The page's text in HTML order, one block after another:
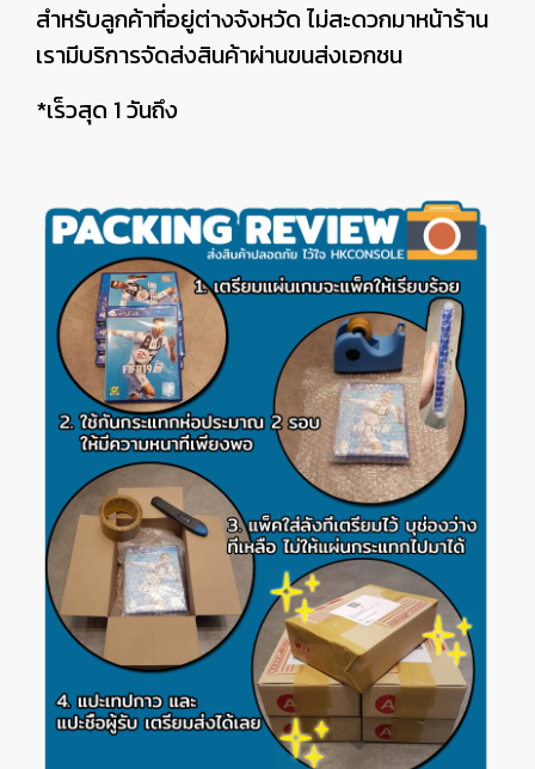
สำหรับลูกค้าที่อยู่ต่างจังหวัด ไม่สะดวกมาหน้าร้าน
เรามีบริการจัดส่งสินค้าผ่านขนส่งเอกชน
*เร็วสุด 1 วันถึง